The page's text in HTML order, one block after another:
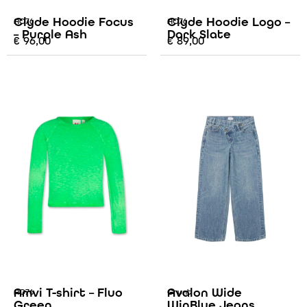
AO76
Clyde Hoodie Focus
– Purple Ash
€ 96,00
AO76
Clyde Hoodie Logo –
Dark Slate
€89,00
AO76
Amvi T-shirt – Fluo
Grunt
Avalon Wide